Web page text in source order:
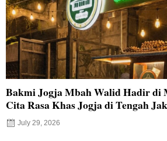
Bakmi Jogja Mbah Walid Hadir di
Cita Rasa Khas Jogja di Tengah
July 29, 2026